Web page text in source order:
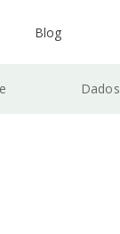
Blog
Dados